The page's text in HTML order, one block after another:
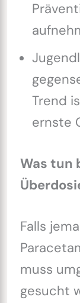
Trend
ernste
Was tun
Falls
muss
gesucht